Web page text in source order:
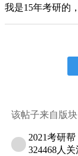
我是15年考研的
该帖子来自版块
2021考研帮
324468人关